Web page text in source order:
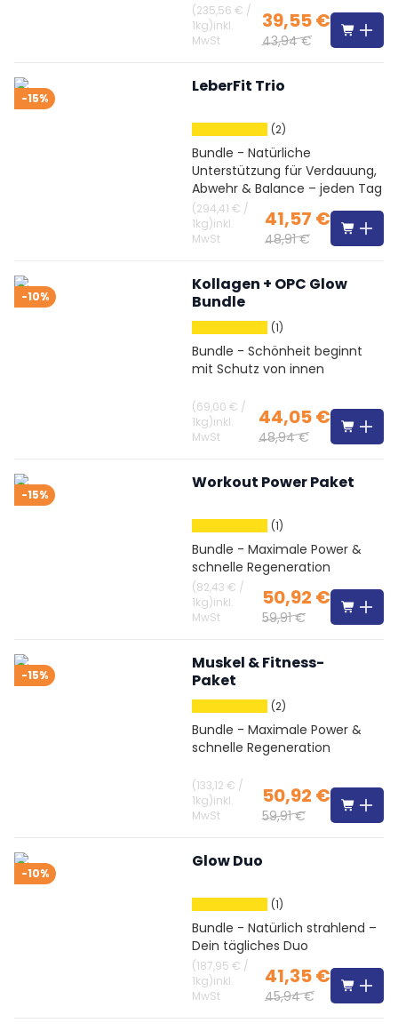
(235,56 € /
1kg)inkl.
MwSt
39,55 €
43,94 €
-15%
LeberFit Trio
(2)
Bundle - Natürliche
Unterstützung für Verdauung,
Abwehr & Balance – jeden Tag
(294,41 € /
1kg)inkl.
MwSt
41,57 €
48,91 €
-10%
Kollagen + OPC Glow
Bundle
(1)
Bundle - Schönheit beginnt
mit Schutz von innen
(69,00 € /
1kg)inkl.
MwSt
44,05 €
48,94 €
-15%
Workout Power Paket
(1)
Bundle - Maximale Power &
schnelle Regeneration
(82,43 € /
1kg)inkl.
MwSt
50,92 €
59,91 €
-15%
Muskel & Fitness-
Paket
(2)
Bundle - Maximale Power &
schnelle Regeneration
(133,12 € /
1kg)inkl.
MwSt
50,92 €
59,91 €
-10%
Glow Duo
(1)
Bundle - Natürlich strahlend –
Dein tägliches Duo
(187,95 € /
1kg)inkl.
MwSt
41,35 €
45,94 €